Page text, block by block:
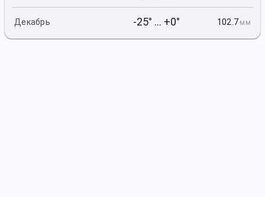
Декабрь -25° ... +0° 102.7 мм